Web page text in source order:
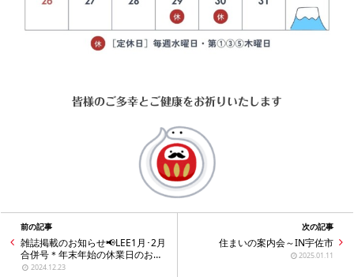
皆様のご多幸とご健康をお祈りいたします
前の記事
雑誌掲載のお知らせ📢LEE1月･2月
合併号＊年末年始の休業日のお知
らせ2024.12.23
次の記事
住まいの案内会～IN宇佐市
2025.01.11